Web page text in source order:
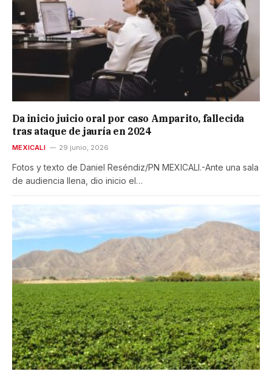
Da inicio juicio oral por caso Amparito, fallecida
tras ataque de jauría en 2024
MEXICALI 29 junio, 2026
Fotos y texto de Daniel Reséndiz/PN MEXICALI.-Ante una sala
de audiencia llena, dio inicio el…